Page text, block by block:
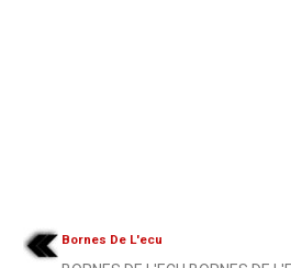
Bornes De L'ecu